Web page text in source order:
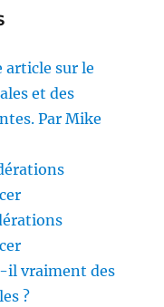
article sur le
et des
Par Mike
il vraiment des
?